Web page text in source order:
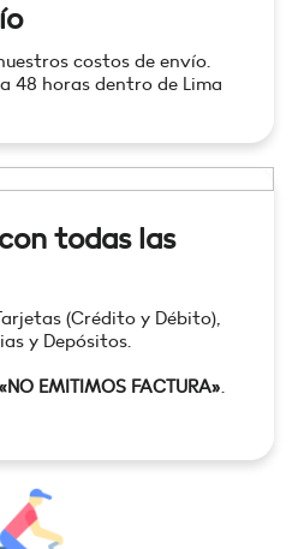
costos de envío.
48 horas dentro de Lima
todas las
(Crédito y Débito),
y Depósitos.
EMITIMOS FACTURA».